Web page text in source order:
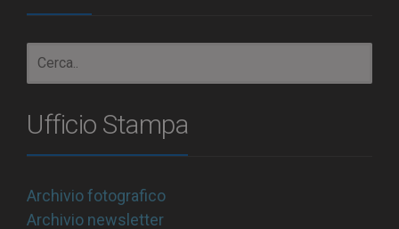
Ufficio Stampa
Archivio fotografico
Archivio newsletter